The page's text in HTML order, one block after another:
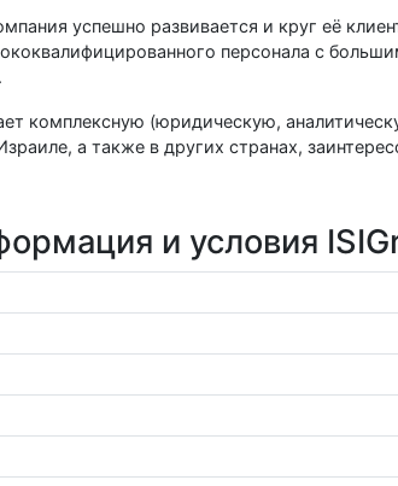
успешно развивается и круг её
персонала с
комплексную (юридическую,
а также в других странах,
и условия